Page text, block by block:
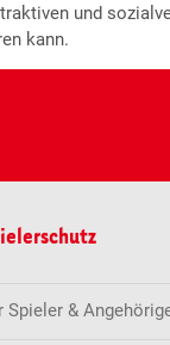
und
kann.
Spieler &